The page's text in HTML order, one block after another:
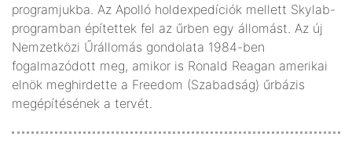
programjukba. Az Apolló holdexpedíciók mellett Skylab-
programban építettek fel az űrben egy állomást. Az új
Nemzetközi Űrállomás gondolata 1984-ben
fogalmazódott meg, amikor is Ronald Reagan amerikai
elnök meghirdette a Freedom (Szabadság) űrbázis
megépítésének a tervét.